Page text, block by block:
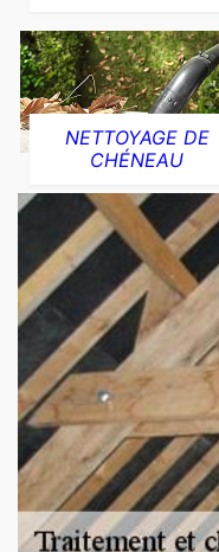
NETTOYAGE DE
CHÉNEAU